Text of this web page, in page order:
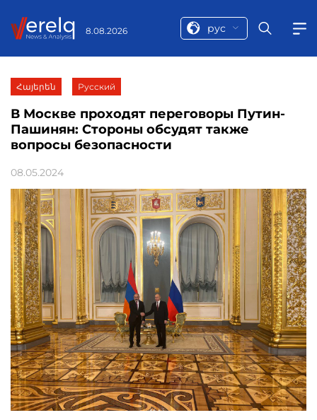
8.08.2026 рус
Հայերեն Русский
В Москве проходят переговоры Путин-
Пашинян: Стороны обсудят также
вопросы безопасности
08.05.2024